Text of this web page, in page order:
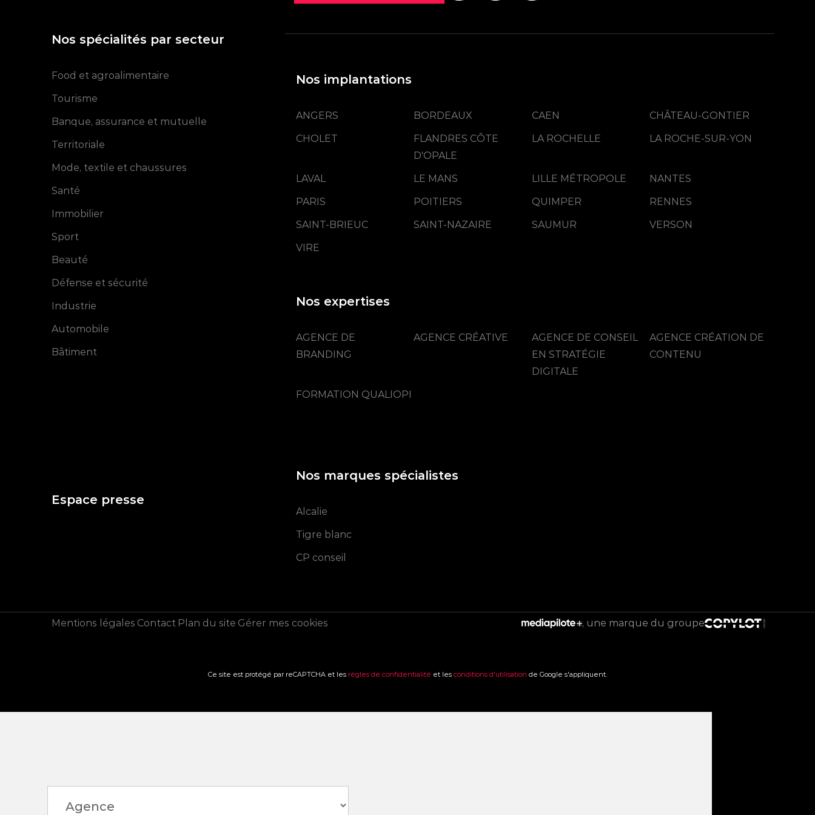
Social media
Nos spécialités par secteur
Food et agroalimentaire
Tourisme
Banque, assurance et mutuelle
Territoriale
Mode, textile et chaussures
Santé
Immobilier
Sport
Beauté
Défense et sécurité
Industrie
Automobile
Bâtiment
Nos implantations
ANGERS BORDEAUX CAEN
CHÂTEAU-GONTIER
CHOLET
FLANDRES CÔTE
D'OPALE
LA ROCHELLE LA ROCHE-SUR-YON
LAVAL LE MANS LILLE MÉTROPOLE
NANTES
PARIS
POITIERS QUIMPER
RENNES
SAINT-BRIEUC
SAINT-NAZAIRE SAUMUR
VERSON
VIRE
Nos expertises
AGENCE DE
BRANDING
AGENCE CRÉATIVE
AGENCE DE CONSEIL
EN STRATÉGIE
DIGITALE
AGENCE CRÉATION DE
CONTENU
FORMATION QUALIOPI
Espace presse
Nos marques spécialistes
Alcalie
Tigre blanc
CP conseil
Mentions légales Contact Plan du site Gérer mes cookies une marque du groupe
Ce site est protégé par reCAPTCHA et les règles de confidentialité et les conditions d'utilisation de Google s'appliquent.